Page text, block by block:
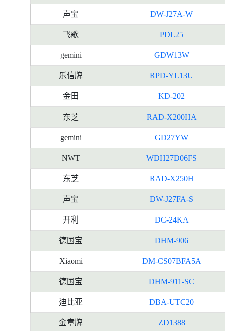
声宝 DW-J27A-W
飞歌 PDL25
gemini GDW13W
乐信牌 RPD-YL13U
金田 KD-202
东芝 RAD-X200HA
gemini GD27YW
NWT WDH27D06FS
东芝 RAD-X250H
声宝 DW-J27FA-S
开利 DC-24KA
德国宝 DHM-906
Xiaomi DM-CS07BFA5A
德国宝 DHM-911-SC
迪比亚 DBA-UTC20
金章牌 ZD1388